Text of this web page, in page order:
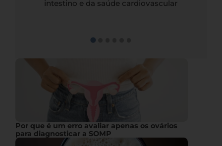
intestino e da saúde cardiovascular
Por que é um erro avaliar apenas os ovários
para diagnosticar a SOMP